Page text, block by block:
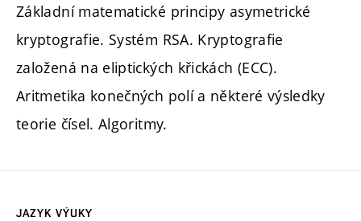
Základní matematické principy asymetrické
kryptografie. Systém RSA. Kryptografie
založená na eliptických křickách (ECC).
Aritmetika konečných polí a některé výsledky
teorie čísel. Algoritmy.
JAZYK VÝUKY